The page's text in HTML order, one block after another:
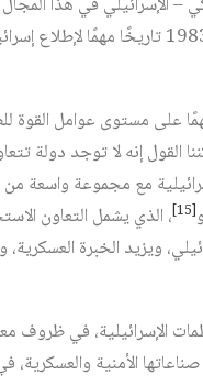
مجموعة من المنظومات والأسلحة مثل منظومة باتريوت
على مستوى عوامل القوة
القول إنه لا توجد دولة
مع مجموعة واسعة
[15]
، الذي يشمل التعاون
ويزيد الخبرة
الإسرائيلية، في
الأمنية